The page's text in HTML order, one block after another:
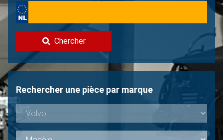
À propos de nous
Vendre une Volvo?
Non trouvée?
Chercher
Rechercher une pièce par marque